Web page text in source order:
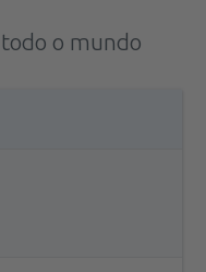
o mundo